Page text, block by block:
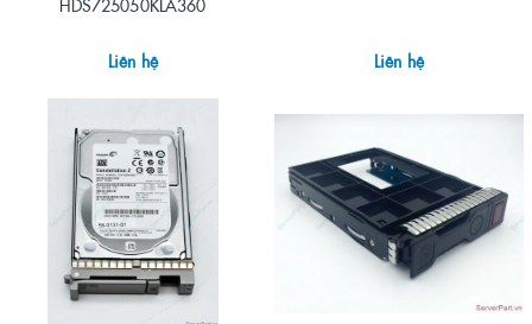
HDS725050KLA360
Liên hệ Liên hệ